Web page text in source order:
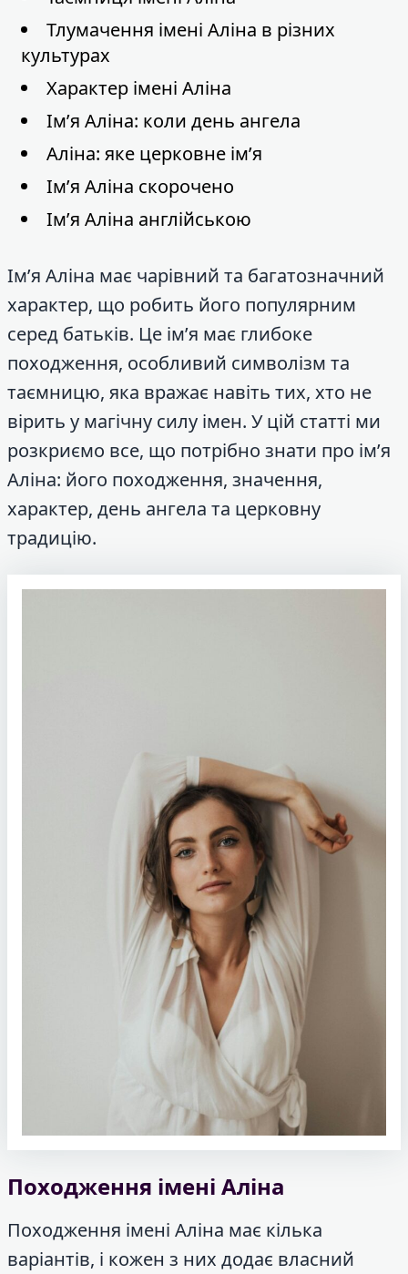
Тлумачення імені Аліна в різних
культурах
Характер імені Аліна
Ім’я Аліна: коли день ангела
Аліна: яке церковне ім’я
Ім’я Аліна скорочено
Ім’я Аліна англійською
Ім’я Аліна має чарівний та багатозначний
характер, що робить його популярним
серед батьків. Це ім’я має глибоке
походження, особливий символізм та
таємницю, яка вражає навіть тих, хто не
вірить у магічну силу імен. У цій статті ми
розкриємо все, що потрібно знати про ім’я
Аліна: його походження, значення,
характер, день ангела та церковну
традицію.
Походження імені Аліна
Походження імені Аліна має кілька
варіантів, і кожен з них додає власний